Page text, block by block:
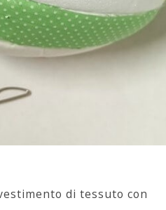
di tessuto con